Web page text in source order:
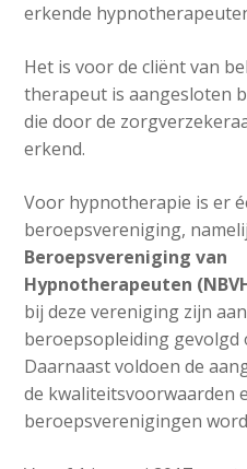
erkende
Het is voor de cliënt van
therapeut is aangesloten
die door de
erkend.
Voor hypnotherapie is er
beroepsvereniging,
Beroepsvereniging van
Hypnotherapeuten
bij deze vereniging zijn
beroepsopleiding gevolgd
Daarnaast voldoen de
de kwaliteitsvoorwaarden
beroepsverenigingen